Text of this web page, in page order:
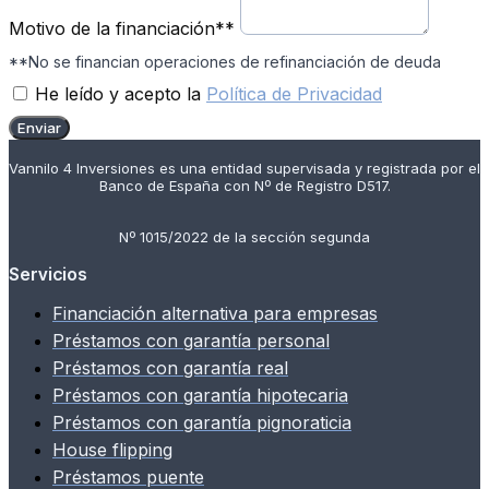
Motivo de la financiación**
**No se financian operaciones de refinanciación de deuda
He leído y acepto la Política de Privacidad
Enviar
Vannilo 4 Inversiones es una entidad supervisada y registrada por el
Banco de España con Nº de Registro D517.
Nº 1015/2022 de la sección segunda
Servicios
Financiación alternativa para empresas
Préstamos con garantía personal
Préstamos con garantía real
Préstamos con garantía hipotecaria
Préstamos con garantía pignoraticia
House flipping
Préstamos puente